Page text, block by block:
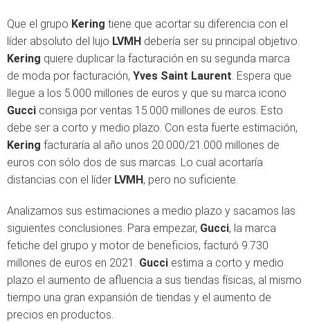
Que el grupo Kering tiene que acortar su diferencia con el
líder absoluto del lujo LVMH debería ser su principal objetivo.
Kering quiere duplicar la facturación en su segunda marca
de moda por facturación, Yves Saint Laurent. Espera que
llegue a los 5.000 millones de euros y que su marca icono
Gucci consiga por ventas 15.000 millones de euros. Esto
debe ser a corto y medio plazo. Con esta fuerte estimación,
Kering facturaría al año unos 20.000/21.000 millones de
euros con sólo dos de sus marcas. Lo cual acortaría
distancias con el líder LVMH, pero no suficiente.
Analizamos sus estimaciones a medio plazo y sacamos las
siguientes conclusiones. Para empezar, Gucci, la marca
fetiche del grupo y motor de beneficios, facturó 9.730
millones de euros en 2021. Gucci estima a corto y medio
plazo el aumento de afluencia a sus tiendas físicas, al mismo
tiempo una gran expansión de tiendas y el aumento de
precios en productos.